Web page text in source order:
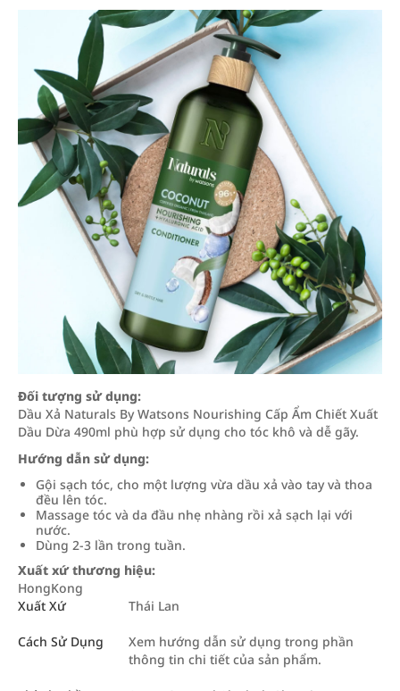
Đối tượng sử dụng:
Dầu Xả Naturals By Watsons Nourishing Cấp Ẩm Chiết Xuất
Dầu Dừa 490ml phù hợp sử dụng cho tóc khô và dễ gãy.
Hướng dẫn sử dụng:
Gội sạch tóc, cho một lượng vừa dầu xả vào tay và thoa
đều lên tóc.
Massage tóc và da đầu nhẹ nhàng rồi xả sạch lại với
nước.
Dùng 2-3 lần trong tuần.
Xuất xứ thương hiệu:
HongKong
Xuất Xứ
Thái Lan
Cách Sử Dụng
Xem hướng dẫn sử dụng trong phần
thông tin chi tiết của sản phẩm.